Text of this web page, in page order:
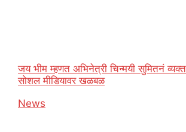
जय भीम म्हणत अभिनेत्री चिन्मयी सुमितनं
सोशल मीडियावर खळबळ
In relation to
News